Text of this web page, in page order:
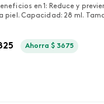
en 1: Reduce y
Capacidad: 28 ml.
Ahorra$ 3675